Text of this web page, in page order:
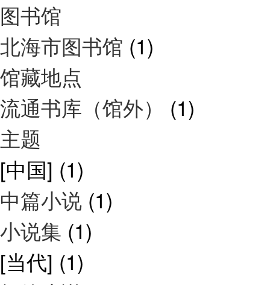
图书馆
北海市图书馆 (1)
馆藏地点
流通书库（馆外） (1)
主题
[中国] (1)
中篇小说 (1)
小说集 (1)
[当代] (1)